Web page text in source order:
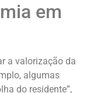
em
a valorização da
algumas
do residente”,